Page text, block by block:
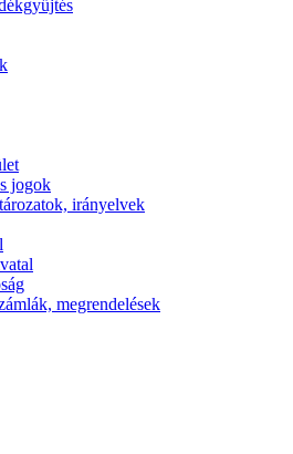
jogok
irányelvek
megrendelések